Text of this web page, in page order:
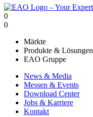
0
0
Märkte
Produkte & Lösungen
EAO Gruppe
News & Media
Messen & Events
Download Center
Jobs & Karriere
Kontakt